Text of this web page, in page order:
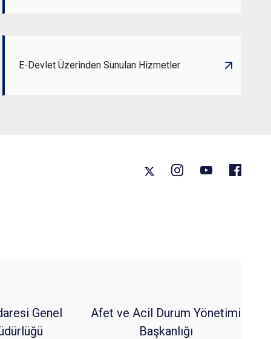
E-Devlet Üzerinden Sunulan Hizmetler
Genel
Afet ve Acil Durum Yönetimi
Başkanlığı